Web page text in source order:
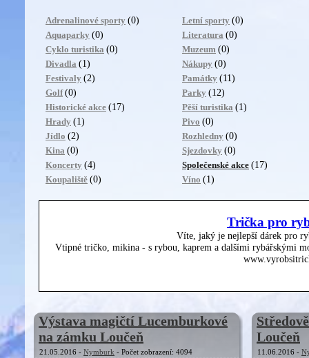
Adrenalinové sporty (0)
Aquaparky (0)
Cyklo turistika (0)
Divadla (1)
Festivaly (2)
Golf (0)
Historické akce (17)
Hrady (1)
Jídlo (2)
Kina (0)
Koncerty (4)
Koupaliště (0)
Letní sporty (0)
Literatura (0)
Muzeum (0)
Nákupy (0)
Památky (11)
Parky (12)
Pěší turistika (1)
Pivo (0)
Rozhledny (0)
Sjezdovky (0)
Společenské akce (17)
Víno (1)
Trička pro
Víte, jaký je nejlepší dárek pro
Vtipné tričko, mikina - s rybou, kaprem a dalšími rybářskými
Výstava magičtí Lucemburkové
na zámku Loučeň
21.05.2016 - Nymburk - Počet zobrazení: 4094
Loučeň
11.06.2016 -